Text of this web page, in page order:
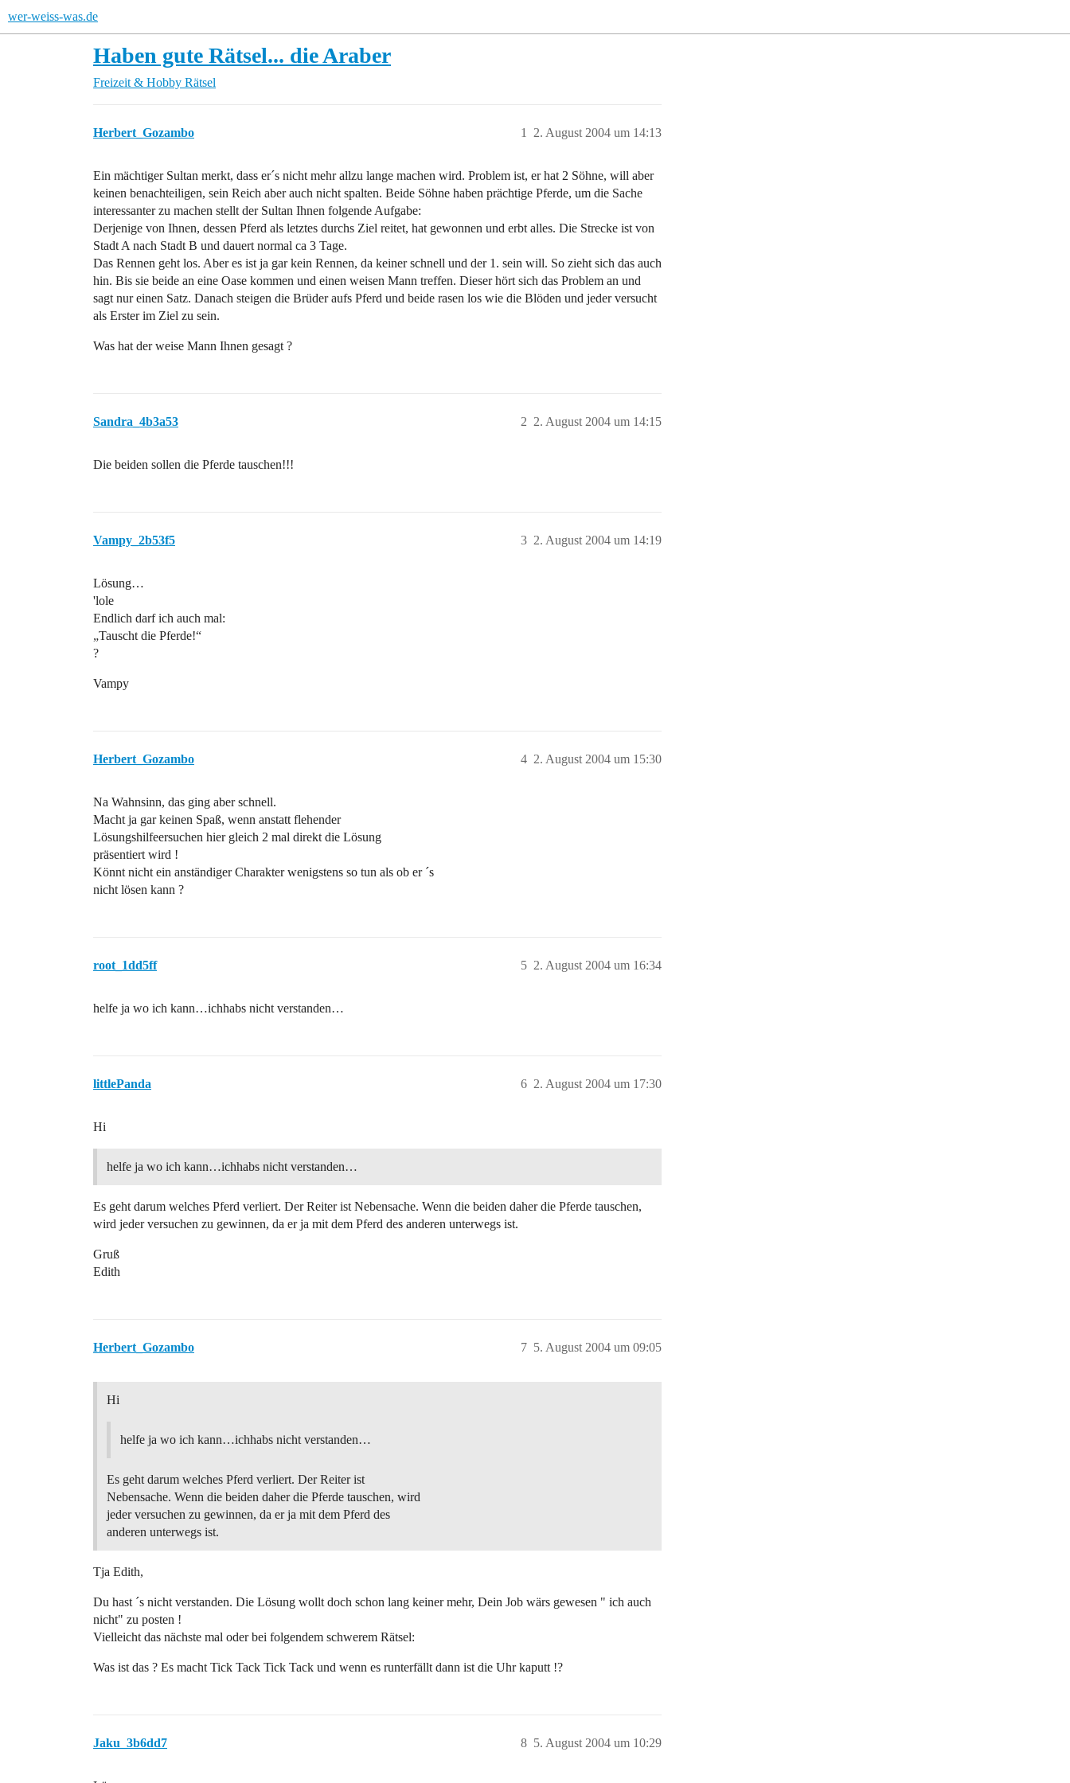
wer-weiss-was.de
Haben gute Rätsel... die Araber
Freizeit & Hobby Rätsel
Herbert_Gozambo 2. August 2004 um 14:13
1
Ein mächtiger Sultan merkt, dass er´s nicht mehr allzu lange machen wird. Problem ist, er hat 2 Söhne, will aber
keinen benachteiligen, sein Reich aber auch nicht spalten. Beide Söhne haben prächtige Pferde, um die Sache
interessanter zu machen stellt der Sultan Ihnen folgende Aufgabe:
Derjenige von Ihnen, dessen Pferd als letztes durchs Ziel reitet, hat gewonnen und erbt alles. Die Strecke ist von
Stadt A nach Stadt B und dauert normal ca 3 Tage.
Das Rennen geht los. Aber es ist ja gar kein Rennen, da keiner schnell und der 1. sein will. So zieht sich das auch
hin. Bis sie beide an eine Oase kommen und einen weisen Mann treffen. Dieser hört sich das Problem an und
sagt nur einen Satz. Danach steigen die Brüder aufs Pferd und beide rasen los wie die Blöden und jeder versucht
als Erster im Ziel zu sein.
Was hat der weise Mann Ihnen gesagt ?
Sandra_4b3a53 2. August 2004 um 14:15
2
Die beiden sollen die Pferde tauschen!!!
Vampy_2b53f5 2. August 2004 um 14:19
3
Lösung…
'lole
Endlich darf ich auch mal:
„Tauscht die Pferde!“
?
Vampy
Herbert_Gozambo 2. August 2004 um 15:30
4
Na Wahnsinn, das ging aber schnell.
Macht ja gar keinen Spaß, wenn anstatt flehender
Lösungshilfeersuchen hier gleich 2 mal direkt die Lösung
präsentiert wird !
Könnt nicht ein anständiger Charakter wenigstens so tun als ob er ´s
nicht lösen kann ?
root_1dd5ff 2. August 2004 um 16:34
5
helfe ja wo ich kann…ichhabs nicht verstanden…
littlePanda 2. August 2004 um 17:30
6
Hi
helfe ja wo ich kann…ichhabs nicht verstanden…
Es geht darum welches Pferd verliert. Der Reiter ist Nebensache. Wenn die beiden daher die Pferde tauschen,
wird jeder versuchen zu gewinnen, da er ja mit dem Pferd des anderen unterwegs ist.
Gruß
Edith
Herbert_Gozambo 5. August 2004 um 09:05
7
Hi
helfe ja wo ich kann…ichhabs nicht verstanden…
Es geht darum welches Pferd verliert. Der Reiter ist
Nebensache. Wenn die beiden daher die Pferde tauschen, wird
jeder versuchen zu gewinnen, da er ja mit dem Pferd des
anderen unterwegs ist.
Tja Edith,
Du hast ´s nicht verstanden. Die Lösung wollt doch schon lang keiner mehr, Dein Job wärs gewesen " ich auch
nicht" zu posten !
Vielleicht das nächste mal oder bei folgendem schwerem Rätsel:
Was ist das ? Es macht Tick Tack Tick Tack und wenn es runterfällt dann ist die Uhr kaputt !?
Jaku_3b6dd7 5. August 2004 um 10:29
8